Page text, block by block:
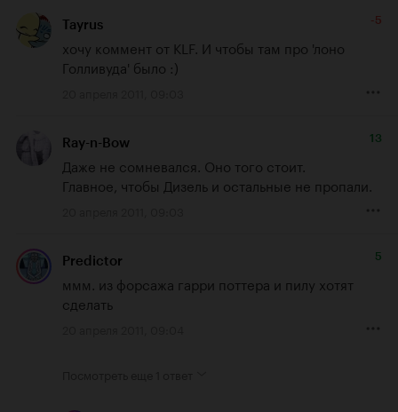
Tayrus -5
хочу коммент от KLF. И чтобы там про 'лоно
Голливуда' было :)
Ray-n-Bow 13
Даже не сомневался. Оно того стоит.
Главное, чтобы Дизель и остальные не пропали.
Predictor 5
ммм. из форсажа гарри поттера и пилу хотят
сделать